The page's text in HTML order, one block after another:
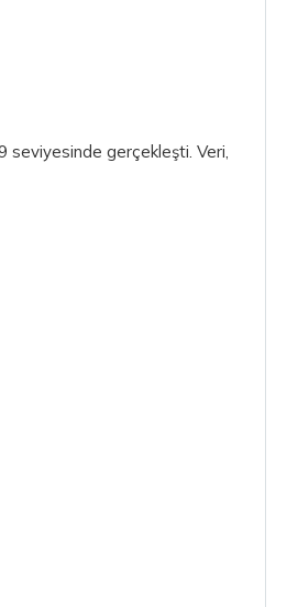
seviyesinde gerçekleşti. Veri,